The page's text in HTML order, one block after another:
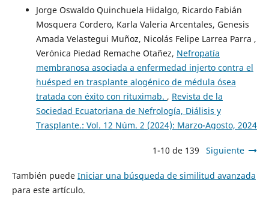
Jorge Oswaldo Quinchuela Hidalgo, Ricardo Fabián
Mosquera Cordero, Karla Valeria Arcentales, Genesis
Amada Velastegui Muñoz, Nicolás Felipe Larrea Parra ,
Verónica Piedad Remache Otañez, Nefropatía
membranosa asociada a enfermedad injerto contra el
huésped en trasplante alogénico de médula ósea
tratada con éxito con rituximab. , Revista de la
Sociedad Ecuatoriana de Nefrología, Diálisis y
Trasplante.: Vol. 12 Núm. 2 (2024): Marzo-Agosto, 2024
1-10 de 139 Siguiente
También puede Iniciar una búsqueda de similitud avanzada
para este artículo.